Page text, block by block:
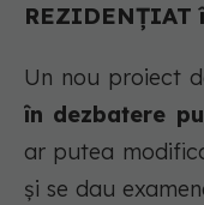
REZIDENȚIAT
Un nou proiect
în dezbatere
ar putea
și se dau